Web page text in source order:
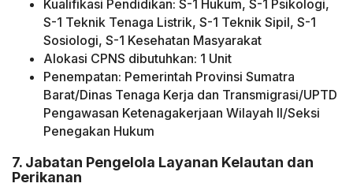
Kualifikasi Pendidikan: S-1 Hukum, S-1 Psikologi,
S-1 Teknik Tenaga Listrik, S-1 Teknik Sipil, S-1
Sosiologi, S-1 Kesehatan Masyarakat
Alokasi CPNS dibutuhkan: 1 Unit
Penempatan: Pemerintah Provinsi Sumatra
Barat/Dinas Tenaga Kerja dan Transmigrasi/UPTD
Pengawasan Ketenagakerjaan Wilayah II/Seksi
Penegakan Hukum
7. Jabatan Pengelola Layanan Kelautan dan
Perikanan